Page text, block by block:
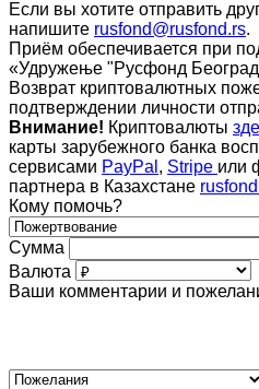
Если вы хотите отправить
напишите rusfond@rusfond.rs.
Приём обеспечивается при
«Удружење "Русфонд
Возврат криптовалютных
подтверждении личности
Внимание! Криптовалюты
карты зарубежного банка
сервисами PayPal , Stripe или
партнера в Казахстане
Кому помочь?
Сумма
Валюта
Ваши комментарии и